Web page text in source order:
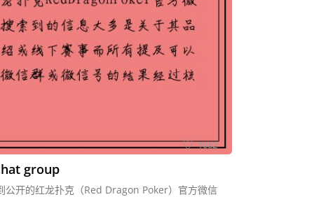
1082
group
公开的红龙扑克（Red Dragon Poker）官方微信